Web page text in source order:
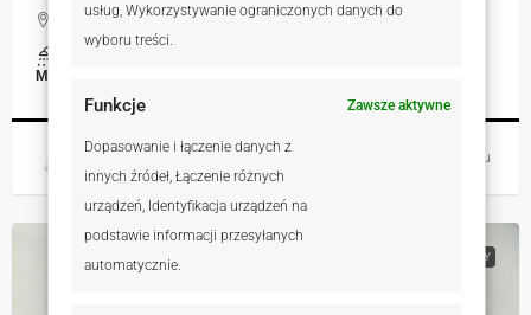
usług, Wykorzystywanie ograniczonych danych do
wyboru treści.
Funkcje Zawsze aktywne
Dopasowanie i łączenie danych z
innych źródeł, Łączenie różnych
urządzeń, Identyfikacja urządzeń na
podstawie informacji przesyłanych
automatycznie.
Stefana Batorego, Poznań, Polska
MIESZKANIA, NIERUCHOMOŚCI MIESZKANIOWE
Magdalena Mulczyńska 6 godzin temu
RYNEK WTÓRNY